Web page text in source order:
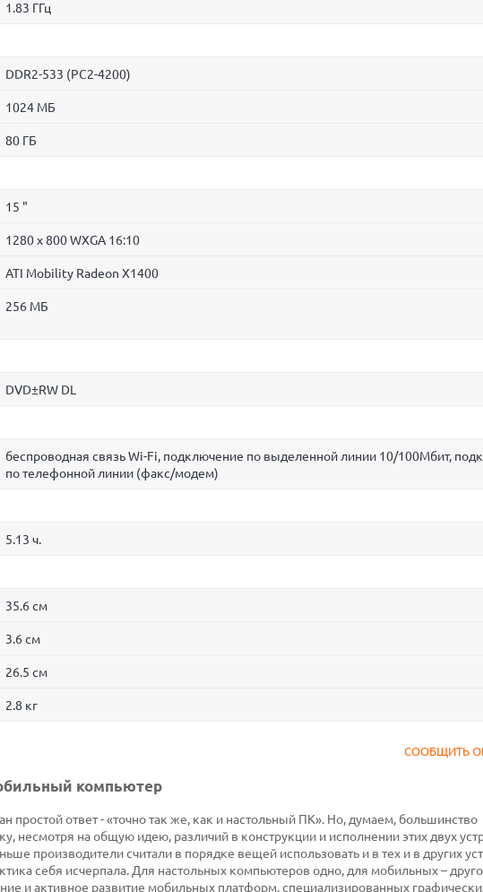
1.83 ГГц
DDR2-533 (PC2-4200)
1024 МБ
80 ГБ
15 "
1280 x 800 WXGA 16:10
ATI Mobility Radeon X1400
256 МБ
DVD±RW DL
беспроводная связь Wi-Fi, подключение по выделенной линии 10/100Мбит,
по телефонной линии (факс/модем)
5.13 ч.
35.6 см
3.6 см
26.5 см
2.8 кг
СООБЩИТЬ
компьютер
простой ответ - «точно так же, как и настольный ПК». Но, думаем, большинство
несмотря на общую идею, различий в конструкции и исполнении этих двух
производители считали в порядке вещей использовать и в тех и в других
себя исчерпала. Для настольных компьютеров одно, для мобильных –
и активное развитие мобильных платформ, специализированных